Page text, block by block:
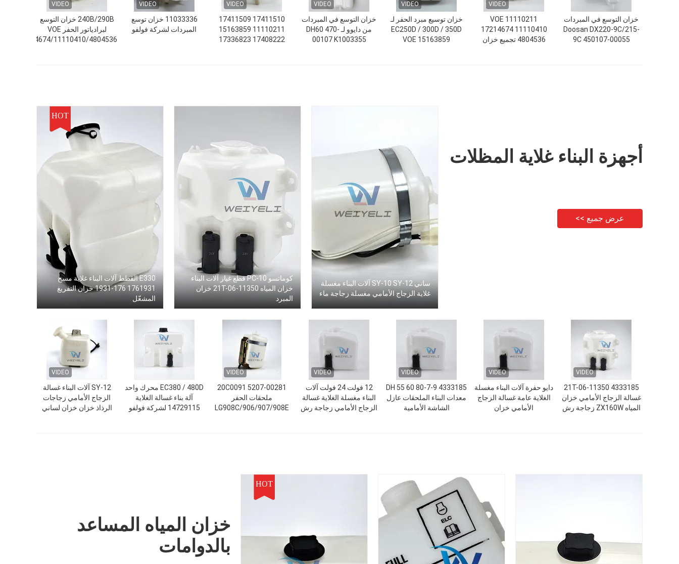
VIDEO
240B/290B خزان التوسع
لبرادياتور الحفر VOE
17214674/11110410/4804536
VIDEO
11033336 خزان توسع
المبردات لشركة فولفو
VIDEO
17411510 17411509
11110211 15163859
17408222 17336823
VIDEO
خزان التوسع في المبردات
من دايوو لـ DH60 470-
00107 K1003355
VIDEO
خزان توسيع مبرد الحفر لـ
EC250D / 300D / 350D
VOE 15163859
VIDEO
VOE 11110211
17214674 11110410
4804536 تجميع خزان
خزان التوسع في المبردات
Doosan DX220-9C/215-
9C 450107-00055
HOT
E330 القطط آلات البناء غلاية مسح
1761931 176-1931 خزان التفريغ
المشعّل
كوماتسو PC-10 قطع غيار آلات البناء
خزان المياه 21T-06-11350 خزان
المبرد
ساني SY-10 SY-12 آلات البناء مغسلة
غلاية الزجاج الأمامي مغسلة زجاجة ماء
أجهزة البناء غلاية المظلات
عرض جميع >>
VIDEO
SY-12 آلات البناء غسالة
الزجاج الأمامي زجاجات
الرذاذ خزان خزان لساني
EC380 / 480D محرك واحد
آلة بناء غسالة الغلاية
14729115 لشركة فولفو
VIDEO
5207-00281 20C0091
ملحقات الحفر
LG908C/906/907/908E
VIDEO
12 فولت 24 فولت آلات
البناء مغسلة الغلاية غسالة
الزجاج الأمامي زجاجة رش
VIDEO
DH 55 60 80-7-9 4333185
معدات البناء الملحقات عازل
الشاشة الأمامية
VIDEO
دايو حفرة آلات البناء مغسلة
الغلاية عامة غسالة الزجاج
الأمامي خزان
VIDEO
4333185 21T-06-11350
غسالة الزجاج الأمامي خزان
المياه ZX160W زجاجة رش
خزان المياه المساعد
بالدوامات
HOT